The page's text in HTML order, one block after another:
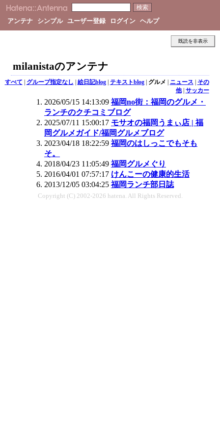
アンテナ シンプル ユーザー登録 ログイン ヘルプ
既読を非表示
milanistaのアンテナ
すべて | グループ指定なし | 絵日記blog| テキストblog| グルメ | ニュース | その
他| サッカー
2026/05/15 14:13:09 福岡no街：福岡のグルメ・
ランチのクチコミブログ
2025/07/11 15:00:17 モサオの福岡うまぃ店 | 福
岡グルメガイド/福岡グルメブログ
2023/04/18 18:22:59 福岡のはしっこでもそも
そ。
2018/04/23 11:05:49 福岡グルメぐり
2016/04/01 07:57:17 けんこーの健康的生活
2013/12/05 03:04:25 福岡ランチ部日誌
Copyright (C) 2002-2026 hatena. All Rights Reserved.